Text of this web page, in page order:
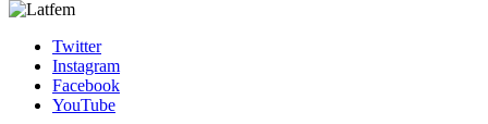
Twitter
Instagram
Facebook
YouTube